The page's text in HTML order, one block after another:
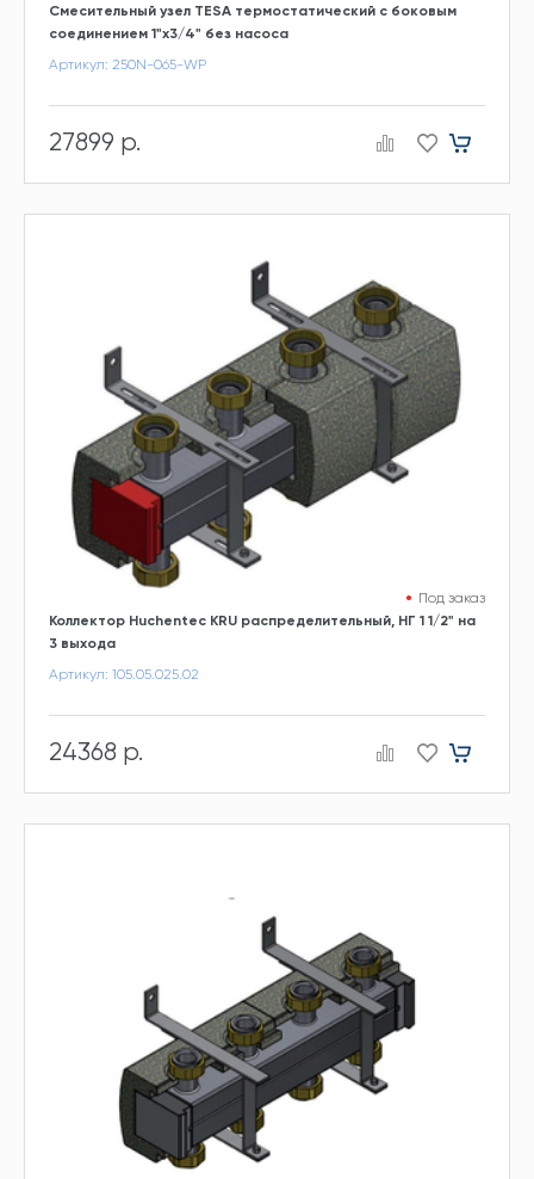
Смесительный узел TESA термостатический с боковым
соединением 1"x3/4" без насоса
Артикул: 250N-065-WP
27899 р.
Под заказ
Коллектор Huchentec KRU распределительный, НГ 1 1/2" на
3 выхода
Артикул: 105.05.025.02
24368 р.